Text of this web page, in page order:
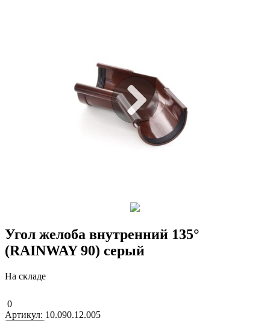
Угол желоба внутренний 135°
(RAINWAY 90) серый
На складе
0
Артикул: 10.090.12.005